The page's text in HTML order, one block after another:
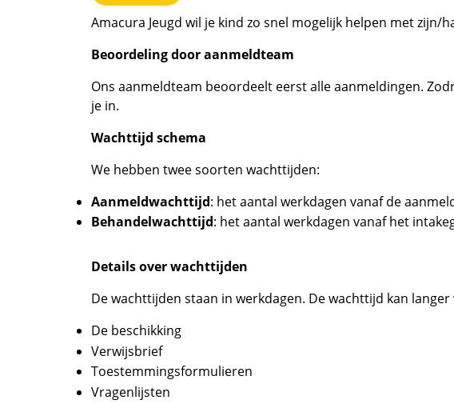
Amacura Jeugd wil je kind zo snel mogelijk helpen met
Beoordeling door aanmeldteam
Ons aanmeldteam beoordeelt eerst alle aanmeldingen.
je in.
Wachttijd schema
We hebben twee soorten wachttijden:
Aanmeldwachttijd: het aantal werkdagen vanaf de
Behandelwachttijd: het aantal werkdagen vanaf het
Details over wachttijden
De wachttijden staan in werkdagen. De wachttijd kan
De beschikking
Verwijsbrief
Toestemmingsformulieren
Vragenlijsten